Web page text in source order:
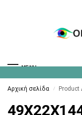
MENU
Αρχική σελίδα / Product